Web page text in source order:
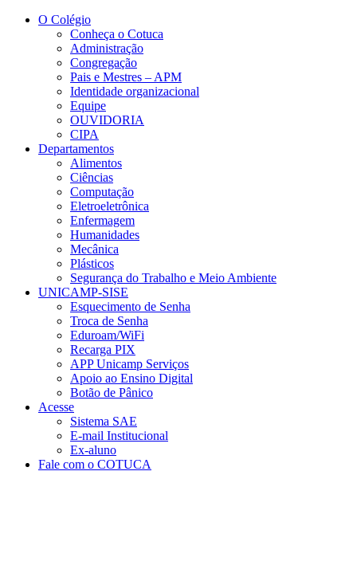
Conteúdo principal
O Colégio
Conheça o Cotuca
Administração
Congregação
Pais e Mestres – APM
Identidade organizacional
Equipe
OUVIDORIA
CIPA
Departamentos
Alimentos
Ciências
Computação
Eletroeletrônica
Enfermagem
Humanidades
Mecânica
Plásticos
Segurança do Trabalho e Meio Ambiente
UNICAMP-SISE
Esquecimento de Senha
Troca de Senha
Eduroam/WiFi
Recarga PIX
APP Unicamp Serviços
Apoio ao Ensino Digital
Botão de Pânico
Acesse
Sistema SAE
E-mail Institucional
Ex-aluno
Fale com o COTUCA